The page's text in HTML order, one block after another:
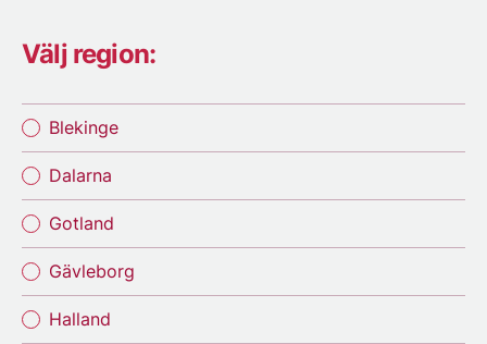
Välj region:
Blekinge
Dalarna
Gotland
Gävleborg
Halland